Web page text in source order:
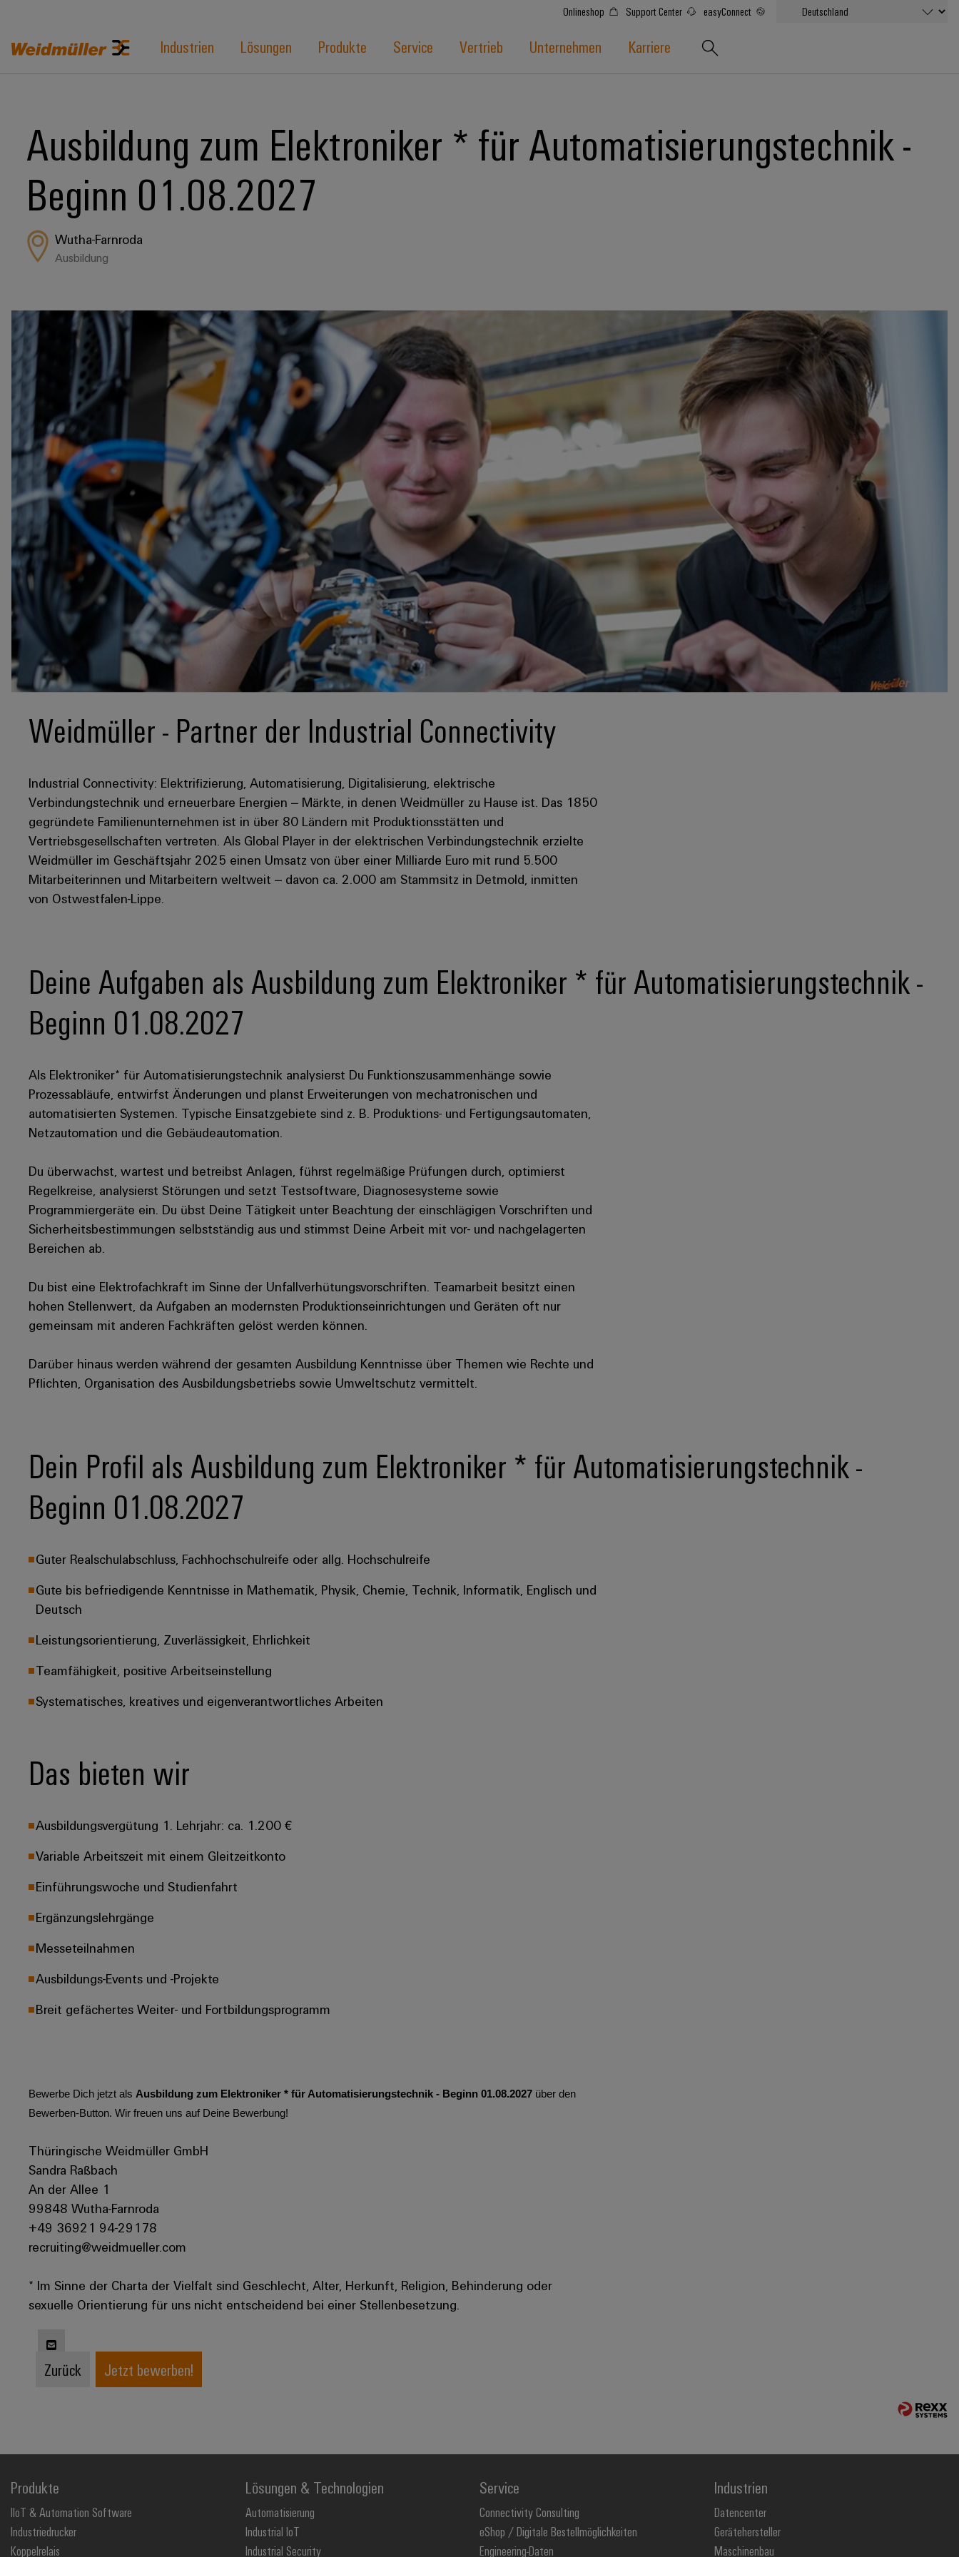
Onlineshop Support Center easyConnect
Industrien Lösungen Produkte Service Vertrieb Unternehmen Karriere
Ausbildung zum Elektroniker * für Automatisierungstechnik -
Beginn 01.08.2027
Wutha-Farnroda
Ausbildung
Weidmüller - Partner der Industrial Connectivity
Industrial Connectivity: Elektrifizierung, Automatisierung, Digitalisierung, elektrische
Verbindungstechnik und erneuerbare Energien – Märkte, in denen Weidmüller zu Hause ist. Das 1850
gegründete Familienunternehmen ist in über 80 Ländern mit Produktionsstätten und
Vertriebsgesellschaften vertreten. Als Global Player in der elektrischen Verbindungstechnik erzielte
Weidmüller im Geschäftsjahr 2025 einen Umsatz von über einer Milliarde Euro mit rund 5.500
Mitarbeiterinnen und Mitarbeitern weltweit – davon ca. 2.000 am Stammsitz in Detmold, inmitten
von Ostwestfalen-Lippe.
Deine Aufgaben als Ausbildung zum Elektroniker * für Automatisierungstechnik -
Beginn 01.08.2027
Als Elektroniker* für Automatisierungstechnik analysierst Du Funktionszusammenhänge sowie
Prozessabläufe, entwirfst Änderungen und planst Erweiterungen von mechatronischen und
automatisierten Systemen. Typische Einsatzgebiete sind z. B. Produktions- und Fertigungsautomaten,
Netzautomation und die Gebäudeautomation.
Du überwachst, wartest und betreibst Anlagen, führst regelmäßige Prüfungen durch, optimierst
Regelkreise, analysierst Störungen und setzt Testsoftware, Diagnosesysteme sowie
Programmiergeräte ein. Du übst Deine Tätigkeit unter Beachtung der einschlägigen Vorschriften und
Sicherheitsbestimmungen selbstständig aus und stimmst Deine Arbeit mit vor- und nachgelagerten
Bereichen ab.
Du bist eine Elektrofachkraft im Sinne der Unfallverhütungsvorschriften. Teamarbeit besitzt einen
hohen Stellenwert, da Aufgaben an modernsten Produktionseinrichtungen und Geräten oft nur
gemeinsam mit anderen Fachkräften gelöst werden können.
Darüber hinaus werden während der gesamten Ausbildung Kenntnisse über Themen wie Rechte und
Pflichten, Organisation des Ausbildungsbetriebs sowie Umweltschutz vermittelt.
Dein Profil als Ausbildung zum Elektroniker * für Automatisierungstechnik -
Beginn 01.08.2027
Guter Realschulabschluss, Fachhochschulreife oder allg. Hochschulreife
Gute bis befriedigende Kenntnisse in Mathematik, Physik, Chemie, Technik, Informatik, Englisch und
Deutsch
Leistungsorientierung, Zuverlässigkeit, Ehrlichkeit
Teamfähigkeit, positive Arbeitseinstellung
Systematisches, kreatives und eigenverantwortliches Arbeiten
Das bieten wir
Ausbildungsvergütung 1. Lehrjahr: ca. 1.200 €
Variable Arbeitszeit mit einem Gleitzeitkonto
Einführungswoche und Studienfahrt
Ergänzungslehrgänge
Messeteilnahmen
Ausbildungs-Events und -Projekte
Breit gefächertes Weiter- und Fortbildungsprogramm
Bewerbe Dich jetzt als Ausbildung zum Elektroniker * für Automatisierungstechnik - Beginn 01.08.2027 über den
Bewerben-Button. Wir freuen uns auf Deine Bewerbung!
Thüringische Weidmüller GmbH
Sandra Raßbach
An der Allee 1
99848 Wutha-Farnroda
+49 36921 94-29178
recruiting@weidmueller.com
* Im Sinne der Charta der Vielfalt sind Geschlecht, Alter, Herkunft, Religion, Behinderung oder
sexuelle Orientierung für uns nicht entscheidend bei einer Stellenbesetzung.
Zurück Jetzt bewerben!
Produkte
IIoT & Automation Software
Industriedrucker
Koppelrelais
Lösungen & Technologien
Automatisierung
Industrial IoT
Industrial Security
Service
Connectivity Consulting
eShop / Digitale Bestellmöglichkeiten
Engineering-Daten
Industrien
Datencenter
Gerätehersteller
Maschinenbau